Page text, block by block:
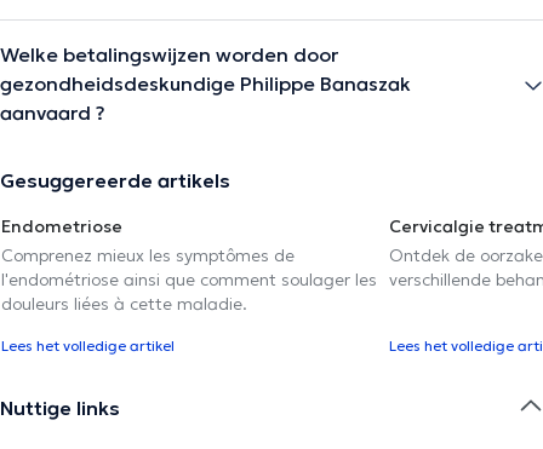
Welke betalingswijzen worden door
gezondheidsdeskundige Philippe Banaszak
aanvaard ?
Gesuggereerde artikels
Endometriose
Comprenez mieux les symptômes de
l'endométriose ainsi que comment soulager les
douleurs liées à cette maladie.
Lees het volledige artikel
Cervicalgie
Ontdek de
verschillende
Lees het volledige
Nuttige links